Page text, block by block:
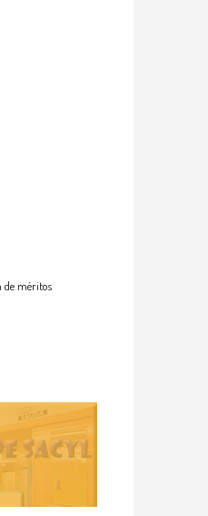
de méritos